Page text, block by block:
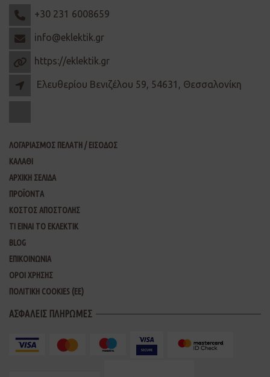
+30 231 6008659
info@eklektik.gr
https://eklektik.gr
Ελευθερίου Βενιζέλου 59, 54631, Θεσσαλονίκη
ΛΟΓΑΡΙΑΣΜΟΣ ΠΕΛΑΤΗ / ΕΙΣΟΔΟΣ
ΚΑΛΑΘΙ
ΑΡΧΙΚΗ ΣΕΛΙΔΑ
ΠΡΟΪΟΝΤΑ
ΚΟΣΤΟΣ ΑΠΟΣΤΟΛΗΣ
ΤΙ ΕΙΝΑΙ ΤΟ ΕΚΛΕΚΤΙΚ
BLOG
ΕΠΙΚΟΙΝΩΝΙΑ
ΟΡΟΙ ΧΡΗΣΗΣ
ΠΟΛΙΤΙΚΗ COOKIES (ΕΕ)
ΑΣΦΑΛΕΙΣ ΠΛΗΡΩΜΕΣ